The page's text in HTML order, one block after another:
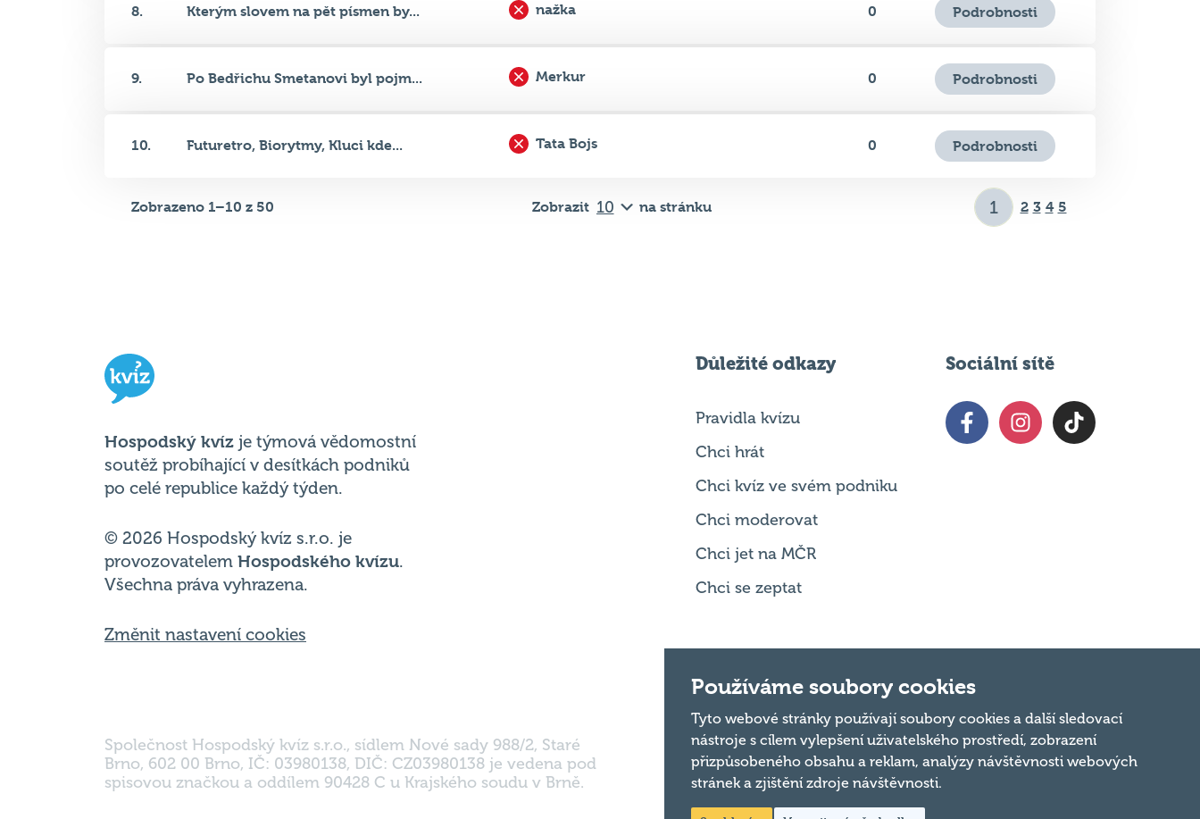
8. Kterým slovem na pět písmen by... nažka 0 Podrobnosti
9. Po Bedřichu Smetanovi byl pojm... Merkur 0 Podrobnosti
10. Futuretro, Biorytmy, Kluci kde... Tata Bojs 0 Podrobnosti
Zobrazeno 1–10 z 50 Zobrazit na stránku 2 3 4 5
Hospodský kvíz je týmová vědomostní
soutěž probíhající v desítkách podniků
po celé republice každý týden.
© 2026 Hospodský kvíz s.r.o. je
provozovatelem Hospodského kvízu.
Všechna práva vyhrazena.
Změnit nastavení cookies
Důležité odkazy
Pravidla kvízu
Chci hrát
Chci kvíz ve svém podniku
Chci moderovat
Chci jet na MČR
Chci se zeptat
Sociální sítě
Společnost Hospodský kvíz s.r.o., sídlem Nové sady 988/2, Staré
Brno, 602 00 Brno, IČ: 03980138, DIČ: CZ03980138 je vedena pod
spisovou značkou a oddílem 90428 C u Krajského soudu v Brně.
Nahoru
Používáme soubory cookies
Tyto webové stránky používají soubory cookies a další sledovací
nástroje s cílem vylepšení uživatelského prostředí, zobrazení
přizpůsobeného obsahu a reklam, analýzy návštěvnosti webových
stránek a zjištění zdroje návštěvnosti.